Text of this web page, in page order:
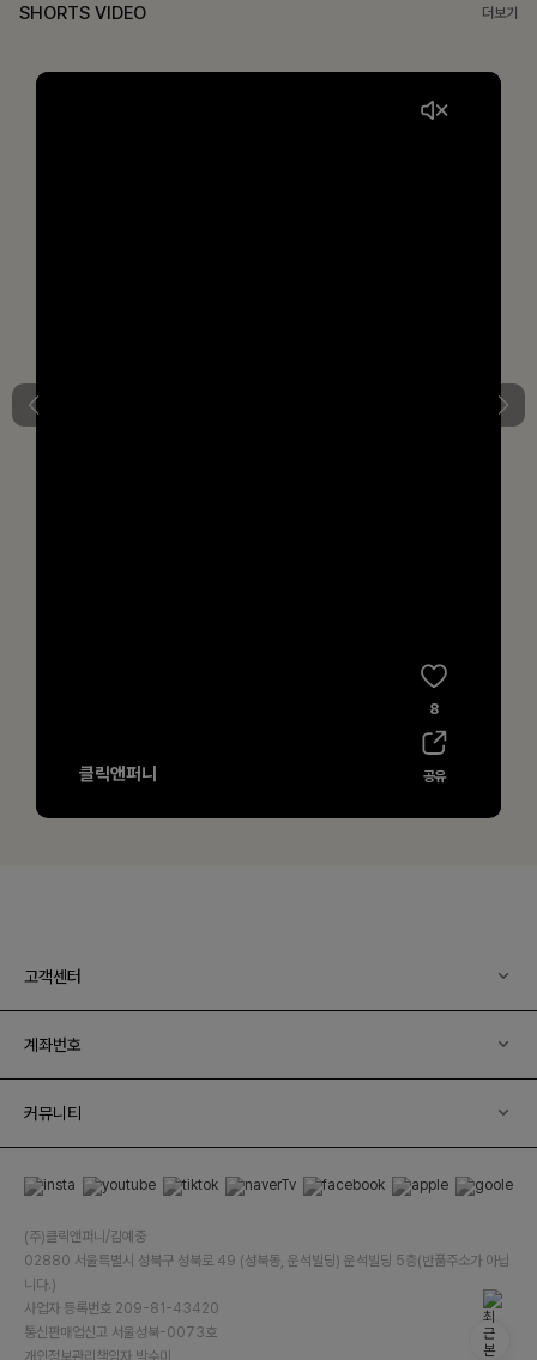
SHORTS VIDEO 더보기
고객센터
계좌번호
커뮤니티
(주)클릭앤퍼니/김예중
02880 서울특별시 성북구 성북로 49 (성북동, 운석빌딩) 운석빌딩 5층(반품주소가 아닙
니다.)
사업자 등록번호 209-81-43420
통신판매업신고 서울성북-0073호
개인정보관리책임자 박수미